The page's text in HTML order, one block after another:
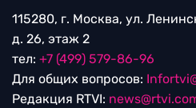
115280, г. Москва, ул.
д. 26, этаж 2
тел: +7 (499) 579-86-96
Для общих вопросов:
Редакция RTVI: